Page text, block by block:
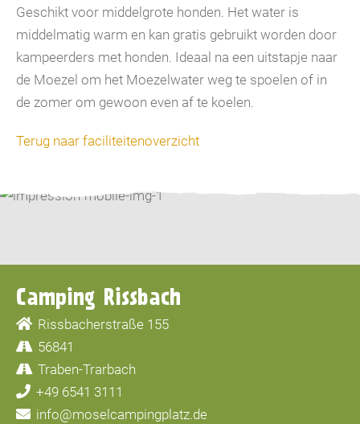
Geschikt voor middelgrote honden. Het water is
middelmatig warm en kan gratis gebruikt worden door
kampeerders met honden. Ideaal na een uitstapje naar
de Moezel om het Moezelwater weg te spoelen of in
de zomer om gewoon even af ​​te koelen.
Terug naar faciliteitenoverzicht
Camping Rissbach
Rissbacherstraße 155
56841
Traben-Trarbach
+49 6541 3111
info@moselcampingplatz.de